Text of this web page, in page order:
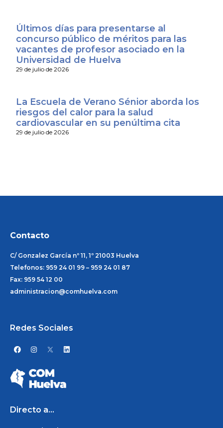
Últimos días para presentarse al
concurso público de méritos para las
vacantes de profesor asociado en la
Universidad de Huelva
29 de julio de 2026
La Escuela de Verano Sénior aborda los
riesgos del calor para la salud
cardiovascular en su penúltima cita
29 de julio de 2026
Contacto
C/ Gonzalez García nº 11, 1º 21003 Huelva
Telefonos: 959 24 01 99 – 959 24 01 87
Fax: 959 54 12 00
administracion@comhuelva.com
Redes Sociales
F
a
e
b
o
o
I
n
a
g
r
L
i
i
Directo a...